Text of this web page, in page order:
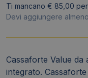
Ti mancano € 85,00
Devi aggiungere
Cassaforte Value da
integrato.